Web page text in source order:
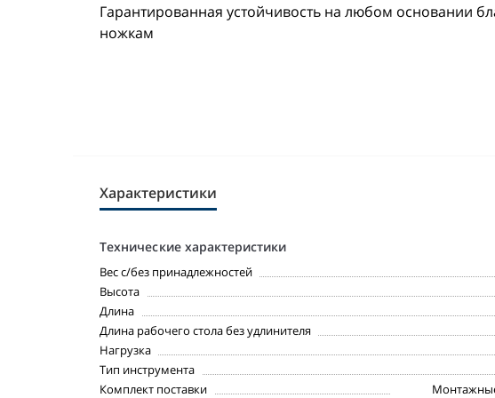
Гарантированная устойчивость на любом основании
ножкам
Характеристики
Технические характеристики
Вес с/без принадлежностей
Высота
Длина
Длина рабочего стола без удлинителя
Нагрузка
Тип инструмента
Комплект поставки